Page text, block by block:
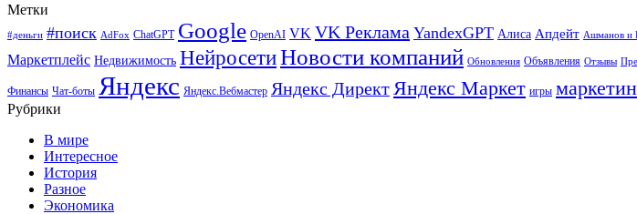
Метки
#деньги #поиск AdFox ChatGPT Google OpenAI VK VK Реклама YandexGPT Алиса Апдейт Ашманов и
Маркетплейс Недвижимость НейросетиНовости компаний Обновления Объявления Отзывы
Финансы Чат-боты Яндекс Яндекс.Вебмастер Яндекс Директ Яндекс Маркет игры
Рубрики
В мире
Интересное
История
Разное
Экономика